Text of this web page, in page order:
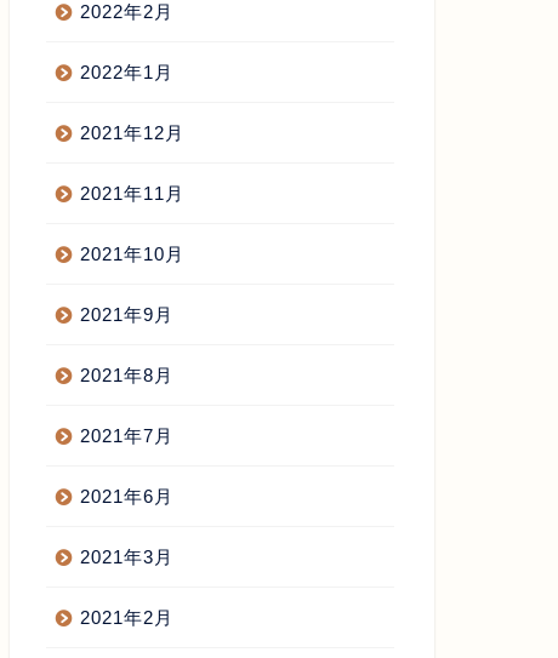
2022年2月
2022年1月
2021年12月
2021年11月
2021年10月
2021年9月
2021年8月
2021年7月
2021年6月
2021年3月
2021年2月